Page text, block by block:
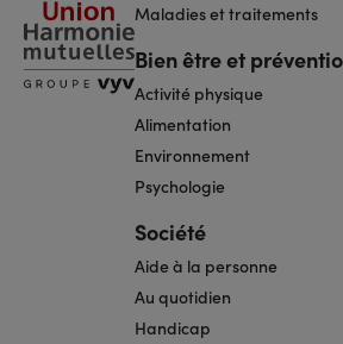
Maladies et traitements
Bien être et
Activité physique
Alimentation
Environnement
Psychologie
Société
Aide à la personne
Au quotidien
Handicap